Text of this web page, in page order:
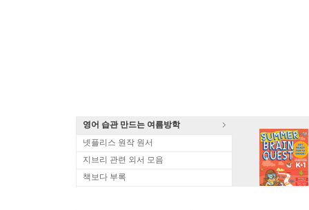
영어 습관 만드는 여름방학
넷플리스 원작 원서
지브리 관련 외서 모음
책보다 부록